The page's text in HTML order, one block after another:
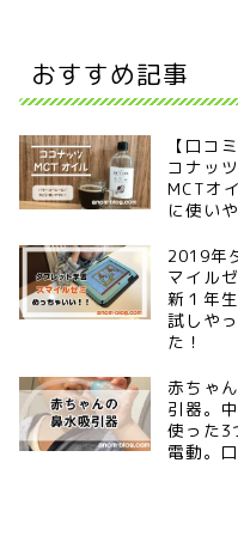
おすすめ記事
【口コ
コナッ
MCTオ
に使い
2019年
マイル
新１年
試しや
た！
赤ちゃ
引器。
使った3
電動。